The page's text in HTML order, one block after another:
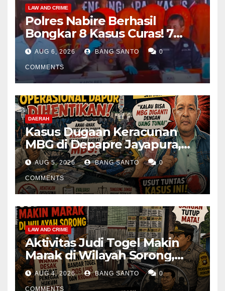
LAW AND CRIME
Polres Nabire Berhasil
Bongkar 8 Kasus Curas! 7
Pelaku Ditangkap, 62 Motor
Kembali Diamankan
AUG 6, 2026 BANG SANTO 0
COMMENTS
DAERAH
Kasus Dugaan Keracunan
MBG di Depapre Jayapura,
Aktivis Papua Minta
Operasional Dapur
Dihentikan & Evaluasi
Menyeluruh
AUG 5, 2026 BANG SANTO 0
COMMENTS
LAW AND CRIME
Aktivitas Judi Togel Makin
Marak di Wilayah Sorong,
Warga Desak Aparat Segera
Tangkap Bandar Luis dan
AUG 4, 2026 BANG SANTO 0
COMMENTS